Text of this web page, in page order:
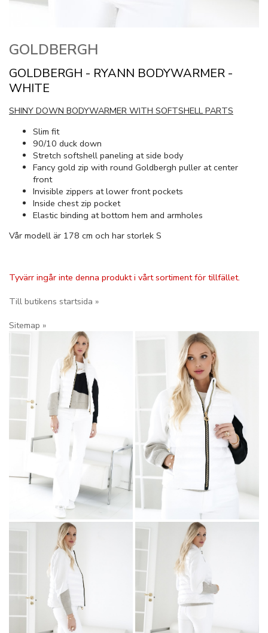
GOLDBERGH
GOLDBERGH - RYANN BODYWARMER -
WHITE
SHINY DOWN BODYWARMER WITH SOFTSHELL PARTS
Slim fit
90/10 duck down
Stretch softshell paneling at side body
Fancy gold zip with round Goldbergh puller at center
front
Invisible zippers at lower front pockets
Inside chest zip pocket
Elastic binding at bottom hem and armholes
Vår modell är 178 cm och har storlek S
Tyvärr ingår inte denna produkt i vårt sortiment för tillfället.
Till butikens startsida »
Sitemap »